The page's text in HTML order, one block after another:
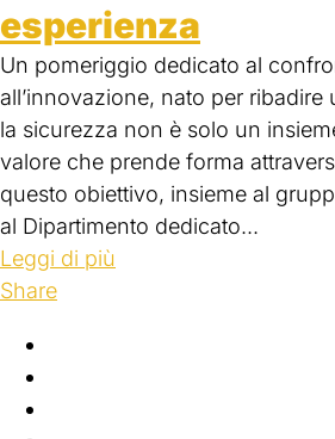
esperienza
Un pomeriggio dedicato al
all’innovazione, nato per
la sicurezza non è solo un
valore che prende forma
questo obiettivo, insieme al
al Dipartimento dedicato...
Leggi di più
Share